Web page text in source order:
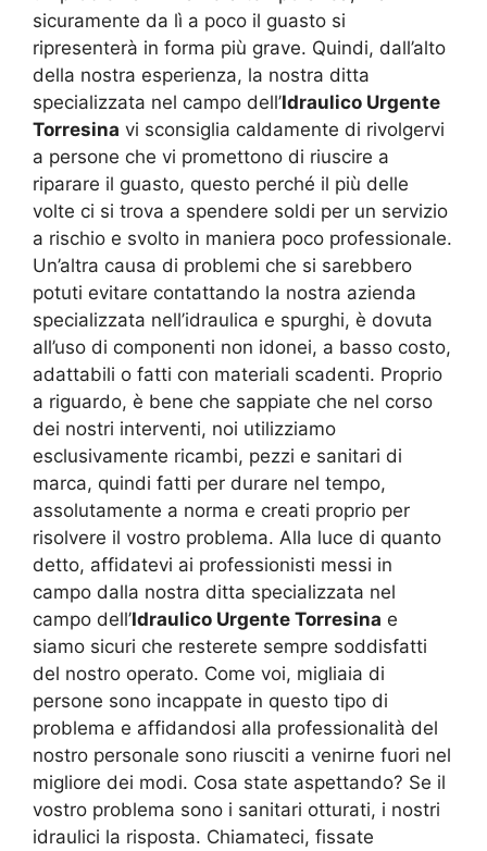
sicuramente da lì a poco il guasto si
ripresenterà in forma più grave. Quindi, dall’alto
della nostra esperienza, la nostra ditta
specializzata nel campo dell’Idraulico Urgente
Torresina vi sconsiglia caldamente di rivolgervi
a persone che vi promettono di riuscire a
riparare il guasto, questo perché il più delle
volte ci si trova a spendere soldi per un servizio
a rischio e svolto in maniera poco professionale.
Un’altra causa di problemi che si sarebbero
potuti evitare contattando la nostra azienda
specializzata nell’idraulica e spurghi, è dovuta
all’uso di componenti non idonei, a basso costo,
adattabili o fatti con materiali scadenti. Proprio
a riguardo, è bene che sappiate che nel corso
dei nostri interventi, noi utilizziamo
esclusivamente ricambi, pezzi e sanitari di
marca, quindi fatti per durare nel tempo,
assolutamente a norma e creati proprio per
risolvere il vostro problema. Alla luce di quanto
detto, affidatevi ai professionisti messi in
campo dalla nostra ditta specializzata nel
campo dell’Idraulico Urgente Torresina e
siamo sicuri che resterete sempre soddisfatti
del nostro operato. Come voi, migliaia di
persone sono incappate in questo tipo di
problema e affidandosi alla professionalità del
nostro personale sono riusciti a venirne fuori nel
migliore dei modi. Cosa state aspettando? Se il
vostro problema sono i sanitari otturati, i nostri
idraulici la risposta. Chiamateci, fissate